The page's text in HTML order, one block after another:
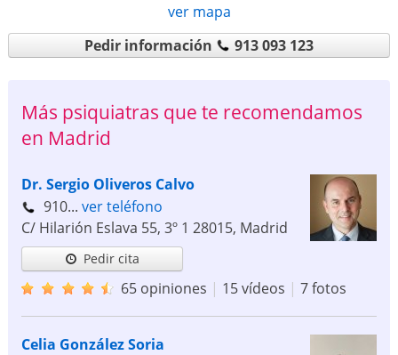
ver mapa
Pedir información
913 093 123
Más psiquiatras que te recomendamos
en Madrid
Dr. Sergio Oliveros Calvo
910... ver teléfono
C/ Hilarión Eslava 55, 3º 1 28015, Madrid
Pedir cita
65 opiniones | 15 vídeos | 7 fotos
Celia González Soria